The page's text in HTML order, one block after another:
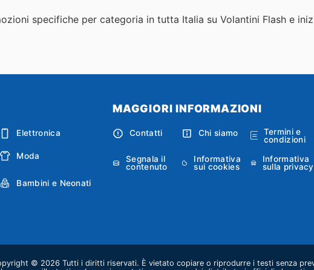
specifiche per categoria in tutta Italia su Volantini Flash e
Elettronica
Moda
Bambini e Neonati
MAGGIORI INFORMAZIONI
Contatti Chi siamo
Termini e
condizioni
Segnala il
contenuto
Informativa
sui cookies
Informativa
sulla privacy
© 2026 Tutti i diritti riservati. È vietato copiare o riprodurre i testi senza